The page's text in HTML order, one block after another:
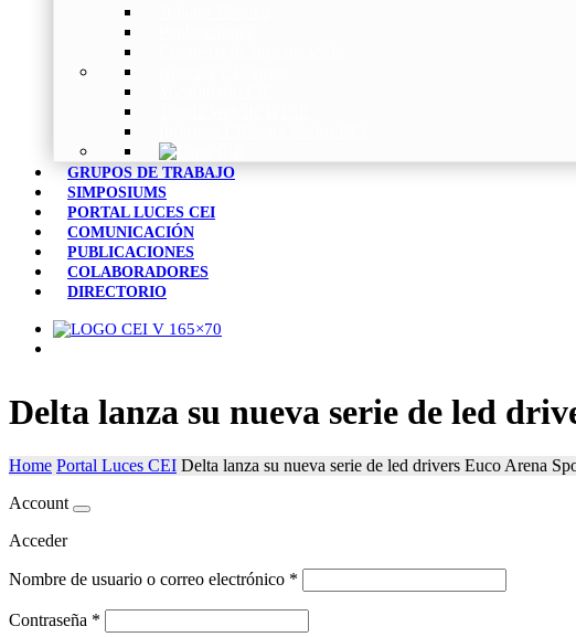
GRUPOS DE TRABAJO
SIMPOSIUMS
PORTAL LUCES CEI
COMUNICACIÓN
PUBLICACIONES
COLABORADORES
DIRECTORIO
Delta lanza su nueva serie de led
Home Portal Luces CEI Delta lanza su nueva serie de led drivers Euco Arena
Account
Acceder
Nombre de usuario o correo electrónico *
Contraseña *